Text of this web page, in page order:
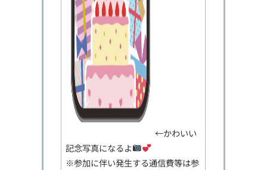
←かわいい
記念写真になるよ
※参加に伴い発生する通信費等は参